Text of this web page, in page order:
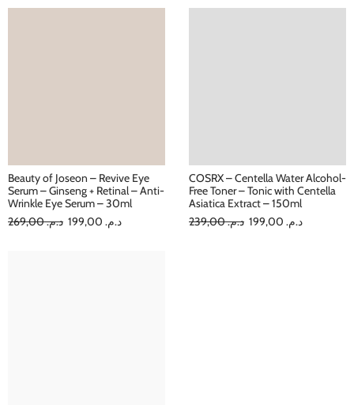
Beauty of Joseon – Revive Eye
Serum – Ginseng + Retinal – Anti-
Wrinkle Eye Serum – 30ml
د.م.269,00 د.م.
COSRX – Centella Water Alcohol-
Free Toner – Tonic with Centella
Asiatica Extract – 150ml
د.م.239,00 د.م.